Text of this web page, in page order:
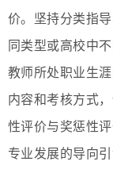
价。坚持分类指
同类型或高校中
教师所处职业生
内容和考核方式
性评价与奖惩性
专业发展的导向